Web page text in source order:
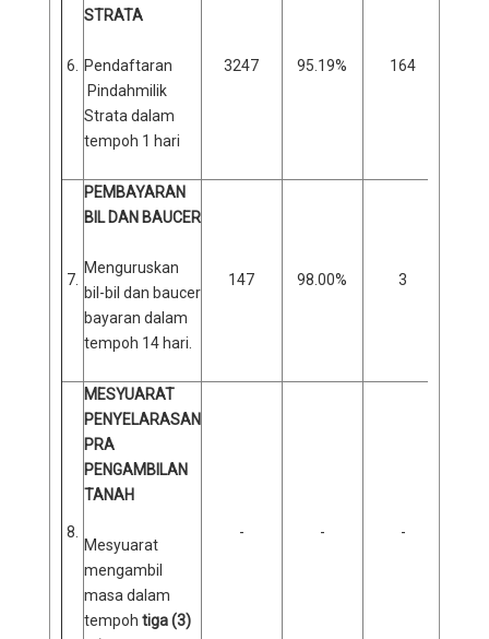
6.
STRATA
Pendaftaran
Pindahmilik
Strata dalam
tempoh 1 hari
3247 95.19% 164
7.
PEMBAYARAN
BIL DAN BAUCER
Menguruskan
bil-bil dan baucer
bayaran dalam
tempoh 14 hari.
147 98.00% 3
8.
MESYUARAT
PENYELARASAN
PRA
PENGAMBILAN
TANAH
Mesyuarat
mengambil
masa dalam
tempoh tiga (3)
- - -